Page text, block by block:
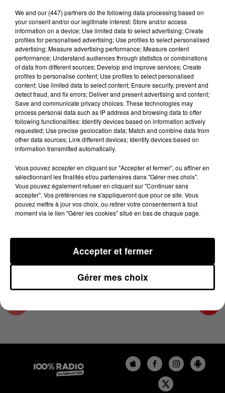
Lecture (2 min 22 sec)
100%
100% Radio les infos de l'Ariege
11 avril 2024 - 2 min 22 sec
LES INFOS DE L'ARIEGE DU 11/04/2024 À
14H00
Podcasts infos de l'Ariège
We and our (447) partnersdo the following data processing based on
your consent and/or our legitimate interest: Store and/or access
information on a device; Use limited data to select advertising; Create
profiles for personalised advertising; Use profiles to select personalised
advertising; Measure advertising performance; Measure content
performance; Understand audiences through statistics or combinations
of data from different sources; Develop and improve services; Create
profiles to personalise content; Use profiles to select personalised
content; Use limited data to select content; Ensure security, prevent and
detect fraud, and fix errors; Deliver and present advertising and content;
Save and communicate privacy choices. These technologies may
process personal data such as IP address and browsing data to offer
following functionalities: Identify devices based on information actively
requested; Use precise geolocation data; Match and combine data from
other data sources; Link different devices; Identify devices based on
information transmitted automatically.
Vous pouvez accepter en cliquant sur "Accepter et fermer", ou affiner en
sélectionnant les finalités et/ou partenaires dans "Gérer mes choix".
Vous pouvez également refuser en cliquant sur "Continuer sans
accepter". Vos préférences ne s'appliqueront que pour ce site. Vous
pouvez mettre à jour vos choix, ou retirer votre consentement à tout
moment via le lien "Gérer les cookies" situé en bas de chaque page.
Gérer mes choix
Accepter et fermer